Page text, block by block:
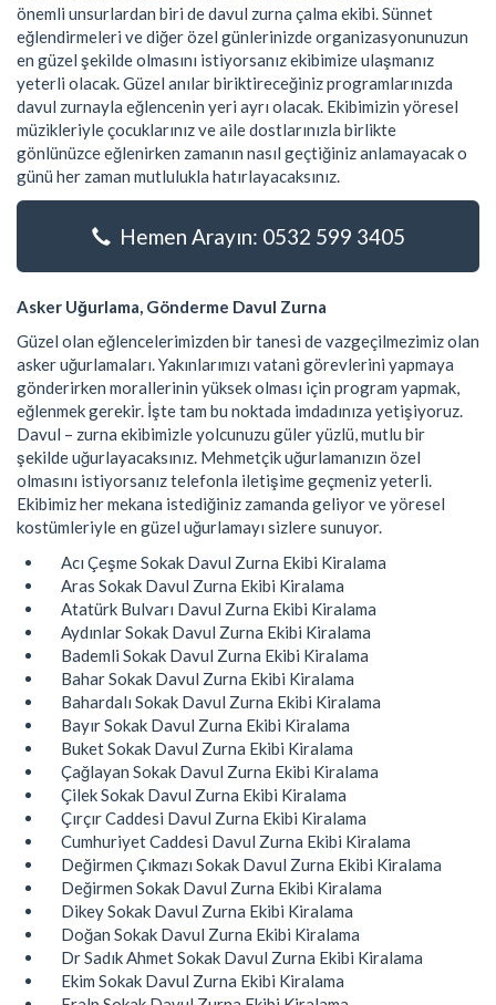
önemli unsurlardan biri de davul zurna çalma ekibi. Sünnet
eğlendirmeleri ve diğer özel günlerinizde organizasyonunuzun
en güzel şekilde olmasını istiyorsanız ekibimize ulaşmanız
yeterli olacak. Güzel anılar biriktireceğiniz programlarınızda
davul zurnayla eğlencenin yeri ayrı olacak. Ekibimizin yöresel
müzikleriyle çocuklarınız ve aile dostlarınızla birlikte
gönlünüzce eğlenirken zamanın nasıl geçtiğiniz anlamayacak o
günü her zaman mutlulukla hatırlayacaksınız.
Hemen Arayın: 0532 599 3405
Asker Uğurlama, Gönderme Davul Zurna
Güzel olan eğlencelerimizden bir tanesi de vazgeçilmezimiz olan
asker uğurlamaları. Yakınlarımızı vatani görevlerini yapmaya
gönderirken morallerinin yüksek olması için program yapmak,
eğlenmek gerekir. İşte tam bu noktada imdadınıza yetişiyoruz.
Davul – zurna ekibimizle yolcunuzu güler yüzlü, mutlu bir
şekilde uğurlayacaksınız. Mehmetçik uğurlamanızın özel
olmasını istiyorsanız telefonla iletişime geçmeniz yeterli.
Ekibimiz her mekana istediğiniz zamanda geliyor ve yöresel
kostümleriyle en güzel uğurlamayı sizlere sunuyor.
Acı Çeşme Sokak Davul Zurna Ekibi Kiralama
Aras Sokak Davul Zurna Ekibi Kiralama
Atatürk Bulvarı Davul Zurna Ekibi Kiralama
Aydınlar Sokak Davul Zurna Ekibi Kiralama
Bademli Sokak Davul Zurna Ekibi Kiralama
Bahar Sokak Davul Zurna Ekibi Kiralama
Bahardalı Sokak Davul Zurna Ekibi Kiralama
Bayır Sokak Davul Zurna Ekibi Kiralama
Buket Sokak Davul Zurna Ekibi Kiralama
Çağlayan Sokak Davul Zurna Ekibi Kiralama
Çilek Sokak Davul Zurna Ekibi Kiralama
Çırçır Caddesi Davul Zurna Ekibi Kiralama
Cumhuriyet Caddesi Davul Zurna Ekibi Kiralama
Değirmen Çıkmazı Sokak Davul Zurna Ekibi Kiralama
Değirmen Sokak Davul Zurna Ekibi Kiralama
Dikey Sokak Davul Zurna Ekibi Kiralama
Doğan Sokak Davul Zurna Ekibi Kiralama
Dr Sadık Ahmet Sokak Davul Zurna Ekibi Kiralama
Ekim Sokak Davul Zurna Ekibi Kiralama